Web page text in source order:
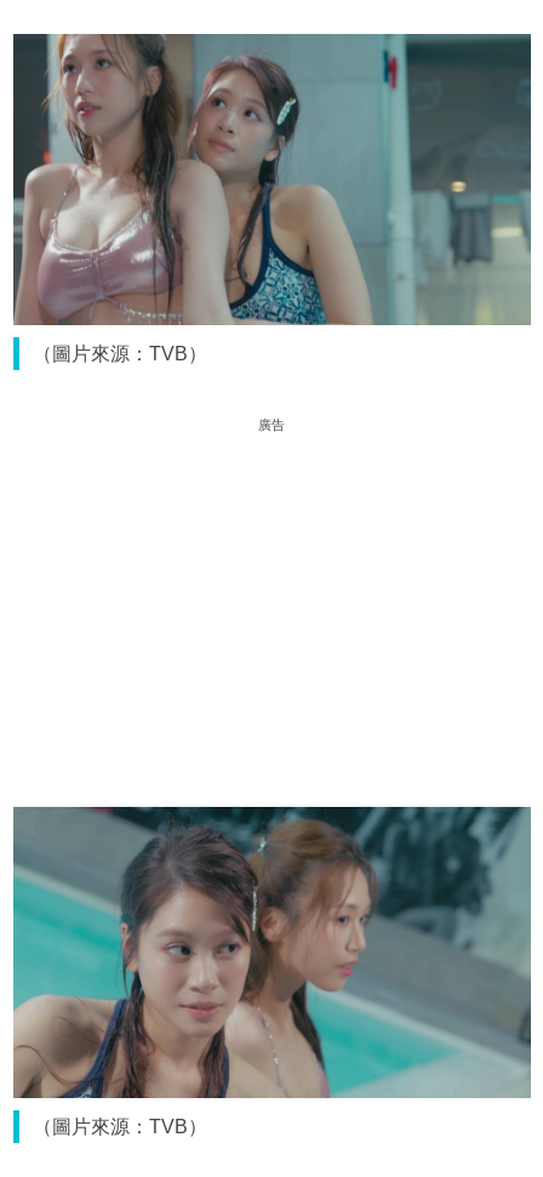
（圖片來源：TVB）
廣告
（圖片來源：TVB）